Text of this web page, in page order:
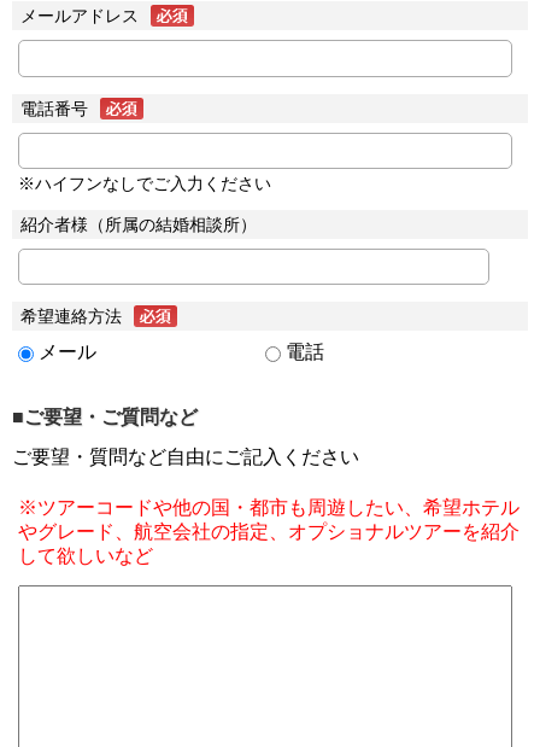
メールアドレス
電話番号
※ハイフンなしでご入力ください
紹介者様（所属の結婚相談所）
希望連絡方法
メール 電話
■ご要望・ご質問など
ご要望・質問など自由にご記入ください
※ツアーコードや他の国・都市も周遊したい、希望ホテル
やグレード、航空会社の指定、オプショナルツアーを紹介
して欲しいなど